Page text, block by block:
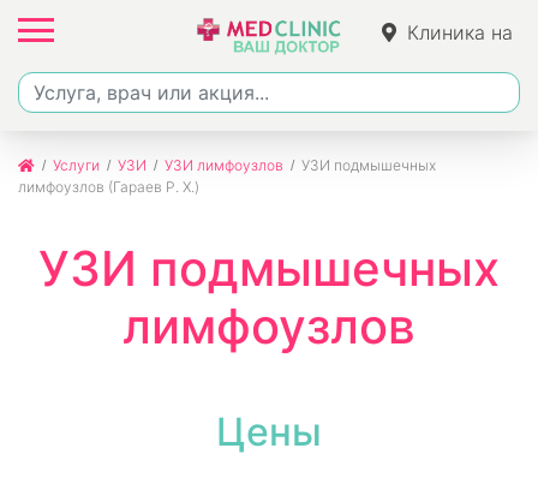
Клиника на
Ленина
Услуги УЗИ УЗИ лимфоузлов
УЗИ подмышечных
лимфоузлов (Гараев Р. Х.)
УЗИ подмышечных
лимфоузлов
Цены